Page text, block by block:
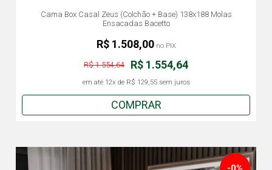
Cama Box Casal Zeus (Colchão + Base) 138x188 Molas
Ensacadas Bacetto
R$ 1.554,64
R$ 1.554,64
em até 12x de R$ 129,55sem juros
R$ 1.508,00no PIX
COMPRAR